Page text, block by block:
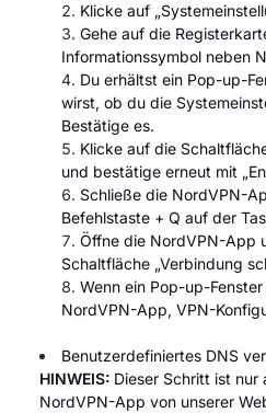
Klicke auf
Gehe auf die
Informationssymbol neben
Du erhältst ein Pop-up-
wirst, ob du die
Bestätige es.
Klicke auf die
und bestätige erneut mit
Schließe die NordVPN-
Befehlstaste + Q auf der
Öffne die NordVPN-App
Schaltfläche „Verbindung
Wenn ein Pop-up-
NordVPN-App, VPN-
Benutzerdefiniertes DNS
HINWEIS: Dieser Schritt ist nur
NordVPN-App von unserer